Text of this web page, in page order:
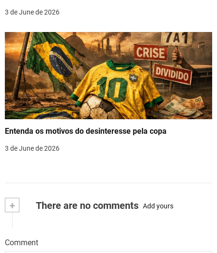
3 de June de 2026
Entenda os motivos do desinteresse pela copa
3 de June de 2026
+ There are no comments Add yours
Comment